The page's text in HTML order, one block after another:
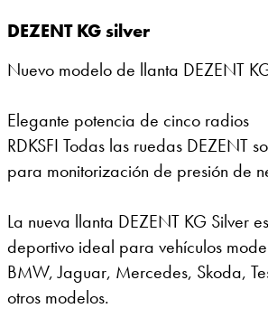
DEZENT KG silver
Nuevo modelo de llanta DEZENT
Elegante potencia de cinco radios
RDKSFI Todas las ruedas DEZENT
para monitorización de presión de
La nueva llanta DEZENT KG Silver
deportivo ideal para vehículos
BMW, Jaguar, Mercedes, Skoda,
otros modelos.